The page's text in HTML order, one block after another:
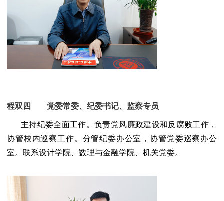
程双四 党委常委、纪委书记、监察专员
主持纪委全面工作。负责党风廉政建设和反腐败工作，
协管校内巡察工作。分管纪委办公室，协管党委巡察办公
室。联系设计学院、数理与金融学院、机关党委。